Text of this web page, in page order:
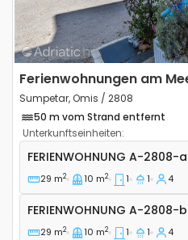
Ferienwohnungen am
Sumpetar, Omis / 2808
50 m vom Strand entfernt
Unterkunftseinheiten:
1-Zimmer-
FERIENWOHNUNG A-2808-a
29 m2 10 m2 1 1 4
Ferienwohnung A-2808-b
FERIENWOHNUNG A-2808-b
29 m2 10 m2 1 1 4